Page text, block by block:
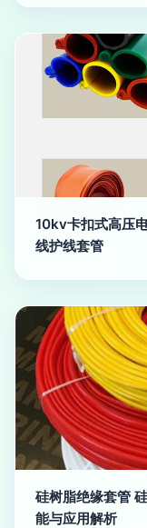
10kv卡扣式高压
线护线套管
硅树脂绝缘套管
能与应用解析